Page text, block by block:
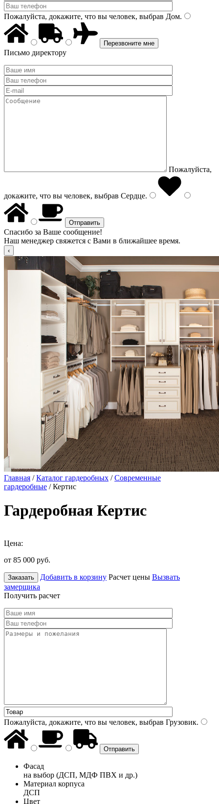
Пожалуйста, докажите, что вы человек, выбрав Дом.
Письмо директору
Пожалуйста,
докажите, что вы человек, выбрав Сердце.
Спасибо за Ваше сообщение!
Наш менеджер свяжется с Вами в ближайшее время.
Главная /Каталог гардеробных /Современные
гардеробные / Кертис
Гардеробная Кертис
Цена:
от 85 000 руб.
Заказать Добавить в корзину Расчет цены Вызвать
замерщика
Получить расчет
Пожалуйста, докажите, что вы человек, выбрав Грузовик.
Фасад
на выбор (ДСП, МДФ ПВХ и др.)
Материал корпуса
ДСП
Цвет